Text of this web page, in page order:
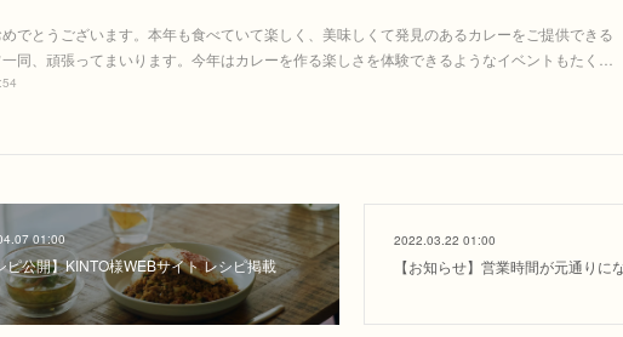
でとうございます。本年も食べていて楽しく、美味しくて発見のあるカレーをご提供できる
同、頑張ってまいります。今年はカレーを作る楽しさを体験できるようなイベントもたく…
01:00
ピ公開】KINTO様WEBサイト レシピ掲載
2022.03.22 01:00
【お知らせ】営業時間が元通りに